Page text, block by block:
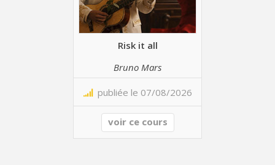
Risk it all
Bruno Mars
publiée le 07/08/2026
voir ce cours